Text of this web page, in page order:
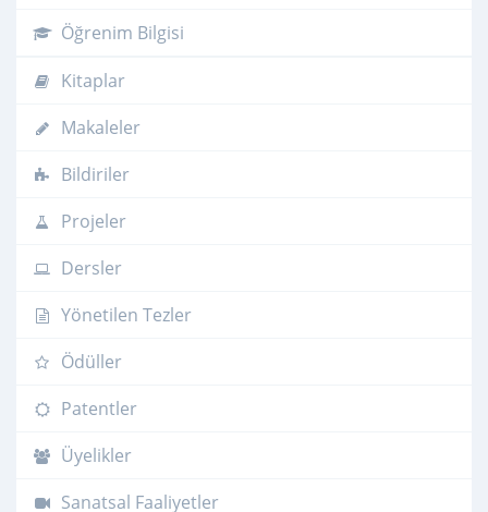
Öğrenim Bilgisi
Kitaplar
Makaleler
Bildiriler
Projeler
Dersler
Yönetilen Tezler
Ödüller
Patentler
Üyelikler
Sanatsal Faaliyetler